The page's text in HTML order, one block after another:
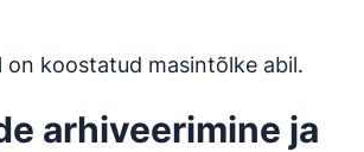
inglise keelest
on koostatud masintõlke abil.
arhiveerimine ja